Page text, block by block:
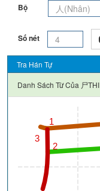
Bộ
Số nét
Tra Hán Tự
Danh Sách Từ Của 尸THI
1
2
3